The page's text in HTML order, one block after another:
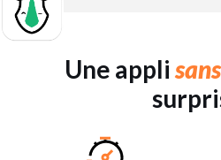
Une appli sans